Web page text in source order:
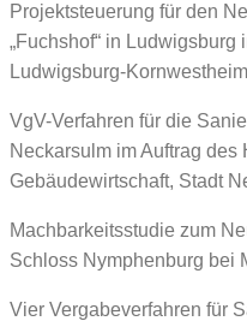
Projektsteuerung für den
„Fuchshof“ in Ludwigsburg
Ludwigsburg-
VgV-Verfahren für die
Neckarsulm im Auftrag des
Gebäudewirtschaft, Stadt
Machbarkeitsstudie zum
Schloss Nymphenburg bei
Vier Vergabeverfahren für